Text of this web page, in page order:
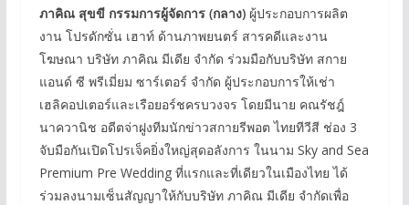
ภาคิณ สุขขี กรรมการผู้จัดการ (กลาง)ผู้ประกอบการผลิต
งาน โปรดักซั่น เฮาท์ ด้านภาพยนตร์ สารคดีและงาน
โฆษณา บริษัท ภาคิณ มีเดีย จำกัด ร่วมมือกับบริษัท สกาย
แอนด์ ซี พรีเมี่ยม ซาร์เตอร์ จำกัด ผู้ประกอบการให้เช่า
เฮลิคอปเตอร์และเรือยอร์ชครบวงจร โดยมีนาย คณรัชฎ์
นาควานิช อดีตจ่าฝูงทีมนักข่าวสกายรีพอต ไทยทีวีสี ช่อง 3
จับมือกันเปิดโปรเจ็คยิ่งใหญ่สุดอลังการ ในนาม Sky and Sea
Premium Pre Wedding ที่แรกและที่เดียวในเมืองไทย ได้
ร่วมลงนามเซ็นสัญญาให้กับบริษัท ภาคิณ มีเดีย จำกัดเพื่อ